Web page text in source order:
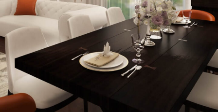
Rotondo Yemek Masası